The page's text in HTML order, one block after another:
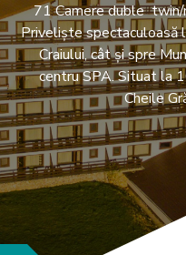
71 Camere duble
Priveliște spectaculoasă
Craiului, cât și spre
centru SPA. Situat la
Cheile